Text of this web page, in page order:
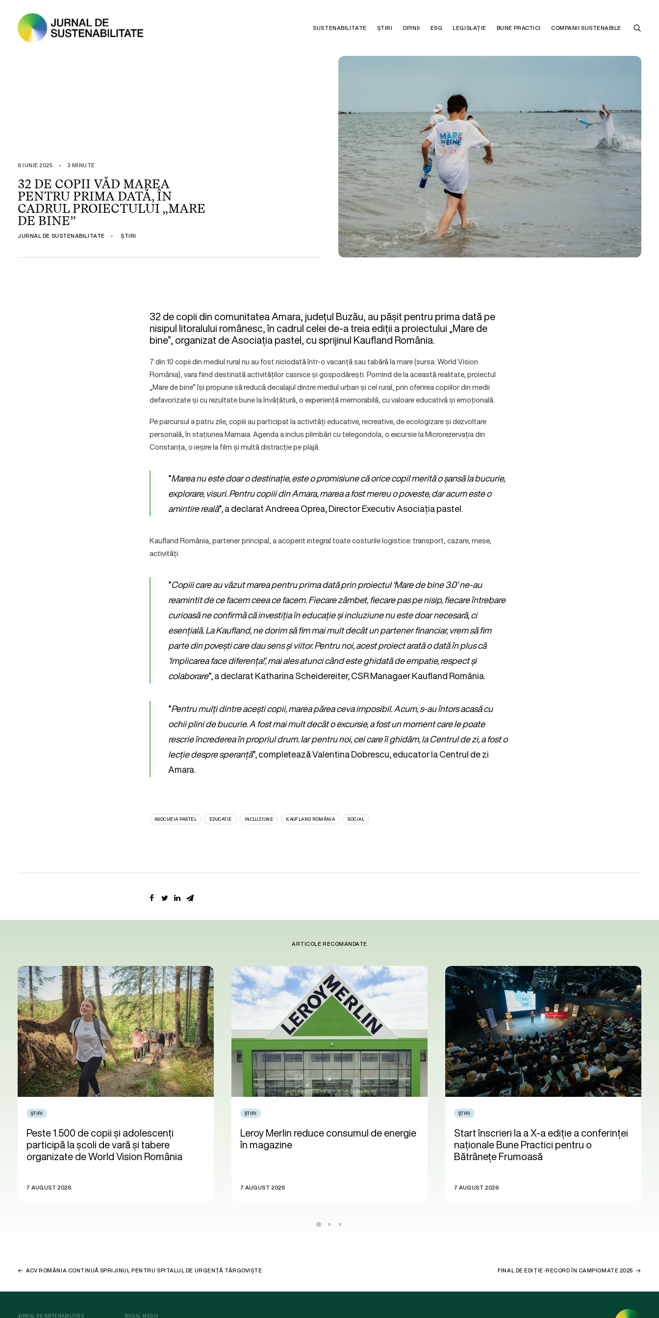
SUSTENABILITATE ȘTIRI OPINII ESG LEGISLAȚIE BUNE PRACTICI COMPANII SUSTENABILE
6 IUNIE 2025 • 3 MINUTE
32 DE COPII VĂD MAREA
PENTRU PRIMA DATĂ, ÎN
CADRUL PROIECTULUI „MARE
DE BINE”
JURNAL DE SUSTENABILITATE • ȘTIRI
32 de copii din comunitatea Amara, județul Buzău, au pășit pentru prima dată pe
nisipul litoralului românesc, în cadrul celei de-a treia ediții a proiectului „Mare de
bine”, organizat de Asociația pastel, cu sprijinul Kaufland România.
7 din 10 copii din mediul rural nu au fost niciodată într-o vacanță sau tabără la mare (sursa: World Vision
România), vara fiind destinată activităților casnice și gospodărești. Pornind de la această realitate, proiectul
„Mare de bine” își propune să reducă decalajul dintre mediul urban și cel rural, prin oferirea copiilor din medii
defavorizate și cu rezultate bune la învățătură, o experiență memorabilă, cu valoare educativă și emoțională.
Pe parcursul a patru zile, copiii au participat la activități educative, recreative, de ecologizare și dezvoltare
personală, în stațiunea Mamaia. Agenda a inclus plimbări cu telegondola, o excursie la Microrezervația din
Constanța, o ieșire la film și multă distracție pe plajă.
”Marea nu este doar o destinație, este o promisiune că orice copil merită o șansă la bucurie,
explorare, visuri. Pentru copiii din Amara, marea a fost mereu o poveste, dar acum este o
amintire reală”, a declarat Andreea Oprea, Director Executiv Asociația pastel.
Kaufland România, partener principal, a acoperit integral toate costurile logistice: transport, cazare, mese,
activități.
”Copiii care au văzut marea pentru prima dată prin proiectul ‘Mare de bine 3.0’ ne-au
reamintit de ce facem ceea ce facem. Fiecare zâmbet, fiecare pas pe nisip, fiecare întrebare
curioasă ne confirmă că investiția în educație și incluziune nu este doar necesară, ci
esențială. La Kaufland, ne dorim să fim mai mult decât un partener financiar, vrem să fim
parte din povești care dau sens și viitor. Pentru noi, acest proiect arată o dată în plus că
‘Implicarea face diferența!’, mai ales atunci când este ghidată de empatie, respect și
colaborare”, a declarat Katharina Scheidereiter, CSR Managaer Kaufland România.
”Pentru mulți dintre acești copii, marea părea ceva imposibil. Acum, s-au întors acasă cu
ochii plini de bucurie. A fost mai mult decât o excursie, a fost un moment care le poate
rescrie încrederea în propriul drum. Iar pentru noi, cei care îi ghidăm, la Centrul de zi, a fost o
lecție despre speranță”, completează Valentina Dobrescu, educator la Centrul de zi
Amara.
ASOCIAȚIA PASTEL EDUCATIE INCLUZIUNE KAUFLAND ROMÂNIA SOCIAL
ARTICOLE RECOMANDATE
ȘTIRI
Peste 1.500 de copii și adolescenți
participă la școli de vară și tabere
organizate de World Vision România
7 AUGUST 2026
ȘTIRI
Leroy Merlin reduce consumul de energie
în magazine
7 AUGUST 2026
ȘTIRI
Start înscrieri la a X-a ediție a conferinței
naționale Bune Practici pentru o
Bătrânețe Frumoasă
7 AUGUST 2026
ACV ROMÂNIA CONTINUĂ SPRIJINUL PENTRU SPITALUL DE URGENȚĂ TÂRGOVIȘTE FINAL DE EDIȚIE-RECORD ÎN CAMPIOMATE 2025
JURNAL DE SUSTENABILITATE SOCIAL MEDIA